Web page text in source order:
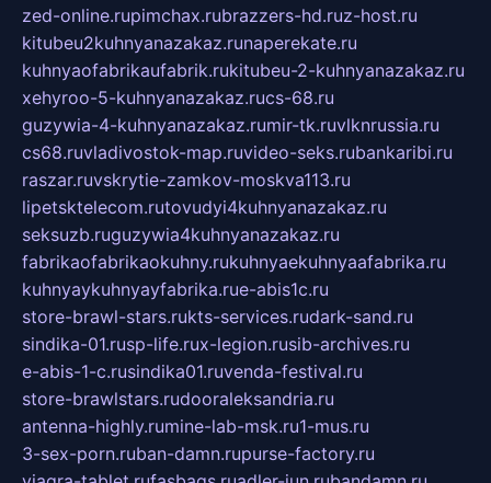
zed-online.rupimchax.rubrazzers-hd.ruz-host.ru
kitubeu2kuhnyanazakaz.runaperekate.ru
kuhnyaofabrikaufabrik.rukitubeu-2-kuhnyanazakaz.ru
xehyroo-5-kuhnyanazakaz.rucs-68.ru
guzywia-4-kuhnyanazakaz.rumir-tk.ruvlknrussia.ru
cs68.ruvladivostok-map.ruvideo-seks.rubankaribi.ru
raszar.ruvskrytie-zamkov-moskva113.ru
lipetsktelecom.rutovudyi4kuhnyanazakaz.ru
seksuzb.ruguzywia4kuhnyanazakaz.ru
fabrikaofabrikaokuhny.rukuhnyaekuhnyaafabrika.ru
kuhnyaykuhnyayfabrika.rue-abis1c.ru
store-brawl-stars.rukts-services.rudark-sand.ru
sindika-01.rusp-life.rux-legion.rusib-archives.ru
e-abis-1-c.rusindika01.ruvenda-festival.ru
store-brawlstars.rudooraleksandria.ru
antenna-highly.rumine-lab-msk.ru1-mus.ru
3-sex-porn.ruban-damn.rupurse-factory.ru